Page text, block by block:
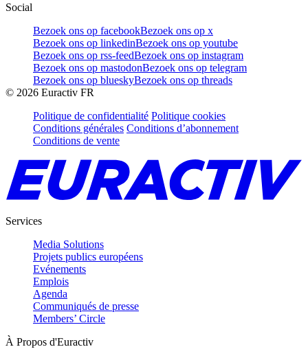
Social
Bezoek ons op facebookBezoek ons op x
Bezoek ons op linkedinBezoek ons op youtube
Bezoek ons op rss-feedBezoek ons op instagram
Bezoek ons op mastodonBezoek ons op telegram
Bezoek ons op blueskyBezoek ons op threads
© 2026 Euractiv FR
Politique de confidentialité Politique cookies
Conditions générales Conditions d’abonnement
Conditions de vente
Services
Media Solutions
Projets publics européens
Evénements
Emplois
Agenda
Communiqués de presse
Members’ Circle
À Propos d'Euractiv